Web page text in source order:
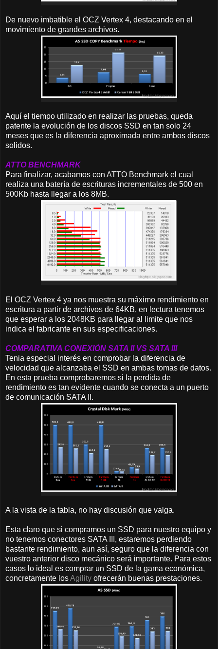
De nuevo imbatible el OCZ Vertex 4, destacando en el
movimiento de grandes archivos.
Aquí el tiempo utilizado en realizar las pruebas, queda
patente la evolución de los discos SSD en tan solo 24
meses que es la diferencia aproximada entre ambos discos
solidos.
ATTO BENCHMARK
Para finalizar, acabamos con ATTO Benchmark el cual
realiza una batería de escrituras incrementales de 500 en
500Kb hasta llegar a los 8MB.
El OCZ Vertex 4 ya nos muestra su máximo rendimiento en
escritura a partir de archivos de 64KB, en lectura tenemos
que esperar a los 2048KB para llegar al limite que nos
indica el fabricante en sus especificaciones.
COMPARATIVA CONEXIÓN SATA II VS SATA III
Tenia especial interés en comprobar la diferencia de
velocidad que alcanzaba el SSD en ambas tomas de datos.
En esta prueba comprobaremos si la perdida de
rendimiento es tan evidente cuando se conecta a un puerto
de comunicación SATA II.
A la vista de la tabla, no hay discusión que valga.
Esta claro que si compramos un SSD para nuestro equipo y
no tenemos conectores SATA III, estaremos perdiendo
bastante rendimiento, aun así, seguro que la diferencia con
vuestro anterior disco mecánico será importante. Para estos
casos lo ideal es comprar un SSD de la gama económica,
concretamente losAgility ofrecerán buenas prestaciones.